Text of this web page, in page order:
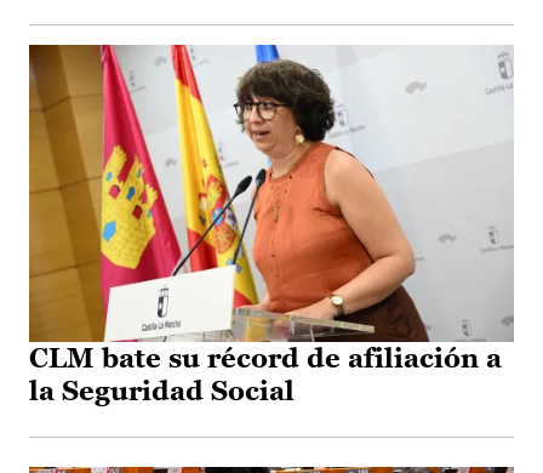
CLM bate su récord de afiliación a
la Seguridad Social